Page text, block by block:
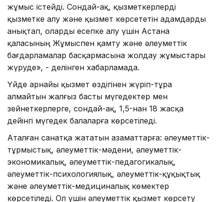
жұмыс істейді. Сондай-ақ, қызметкерлерді
қызметке алу және қызмет көрсететін адамдарды
анықтап, оларды есепке алу үшін Астана
қаласының Жұмыспен қамту және әлеуметтік
бағдарламалар басқармасына жолдау жұмыстары
жүруде», - делінген хабарламада.
Үйде арнайы қызмет өздігінен жүріп-тұра
алмайтын жалғыз басты мүгедектер мен
зейнеткерлерге, сондай-ақ, 1,5-нан 18 жасқа
дейінгі мүгедек балаларға көрсетіледі.
Аталған санатқа жататын азаматтарға: әлеуметтік-
тұрмыстық, әлеуметтік-мәдени, әлеуметтік-
экономикалық, әлеуметтік-педагогикалық,
әлеуметтік-психологиялық, әлеуметтік-құқықтық
және әлеуметтік-медициналық көмектер
көрсетіледі. Ол үшін әлеуметтік қызмет көрсету